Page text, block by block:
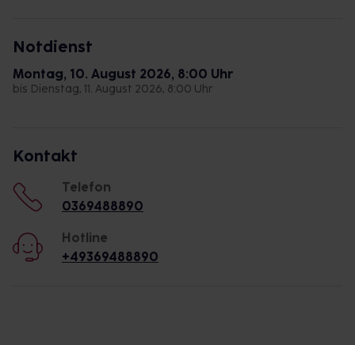
Notdienst
Montag, 10. August 2026, 8:00 Uhr
bis Dienstag, 11. August 2026, 8:00 Uhr
Kontakt
Telefon
0369488890
Hotline
+49369488890